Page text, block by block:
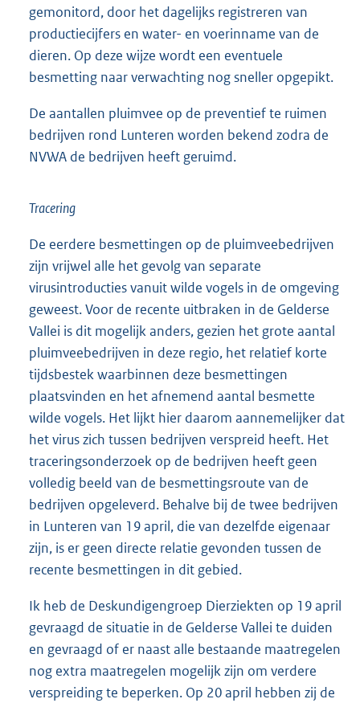
gemonitord, door het dagelijks registreren van
productiecijfers en water- en voerinname van de
dieren. Op deze wijze wordt een eventuele
besmetting naar verwachting nog sneller opgepikt.
De aantallen pluimvee op de preventief te ruimen
bedrijven rond Lunteren worden bekend zodra de
NVWA de bedrijven heeft geruimd.
Tracering
De eerdere besmettingen op de pluimveebedrijven
zijn vrijwel alle het gevolg van separate
virusintroducties vanuit wilde vogels in de omgeving
geweest. Voor de recente uitbraken in de Gelderse
Vallei is dit mogelijk anders, gezien het grote aantal
pluimveebedrijven in deze regio, het relatief korte
tijdsbestek waarbinnen deze besmettingen
plaatsvinden en het afnemend aantal besmette
wilde vogels. Het lijkt hier daarom aannemelijker dat
het virus zich tussen bedrijven verspreid heeft. Het
traceringsonderzoek op de bedrijven heeft geen
volledig beeld van de besmettingsroute van de
bedrijven opgeleverd. Behalve bij de twee bedrijven
in Lunteren van 19 april, die van dezelfde eigenaar
zijn, is er geen directe relatie gevonden tussen de
recente besmettingen in dit gebied.
Ik heb de Deskundigengroep Dierziekten op 19 april
gevraagd de situatie in de Gelderse Vallei te duiden
en gevraagd of er naast alle bestaande maatregelen
nog extra maatregelen mogelijk zijn om verdere
verspreiding te beperken. Op 20 april hebben zij de